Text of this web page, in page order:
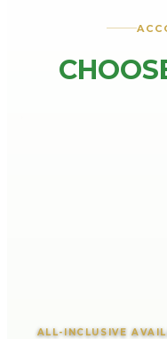
ALL-INCLUSIVE